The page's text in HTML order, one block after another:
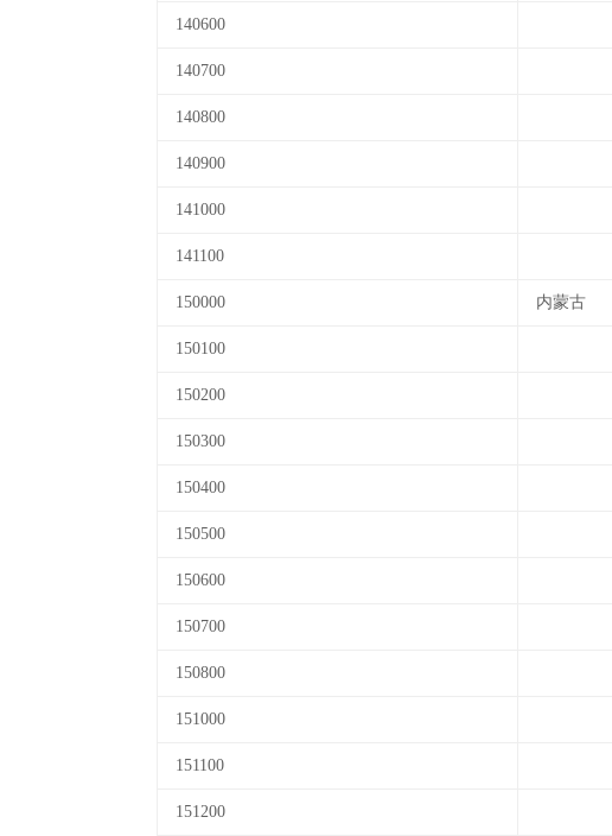
140600
140700
140800
140900
141000
141100
150000 内蒙古
150100
150200
150300
150400
150500
150600
150700
150800
151000
151100
151200